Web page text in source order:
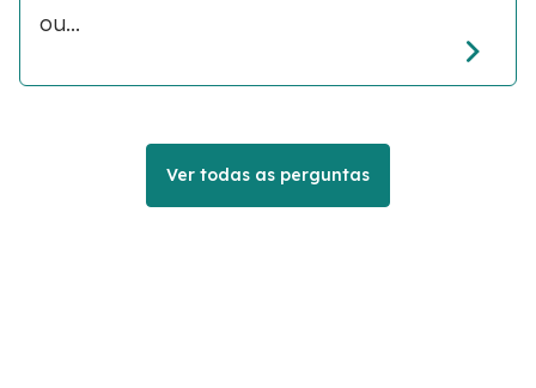
ou...
Ver todas as perguntas